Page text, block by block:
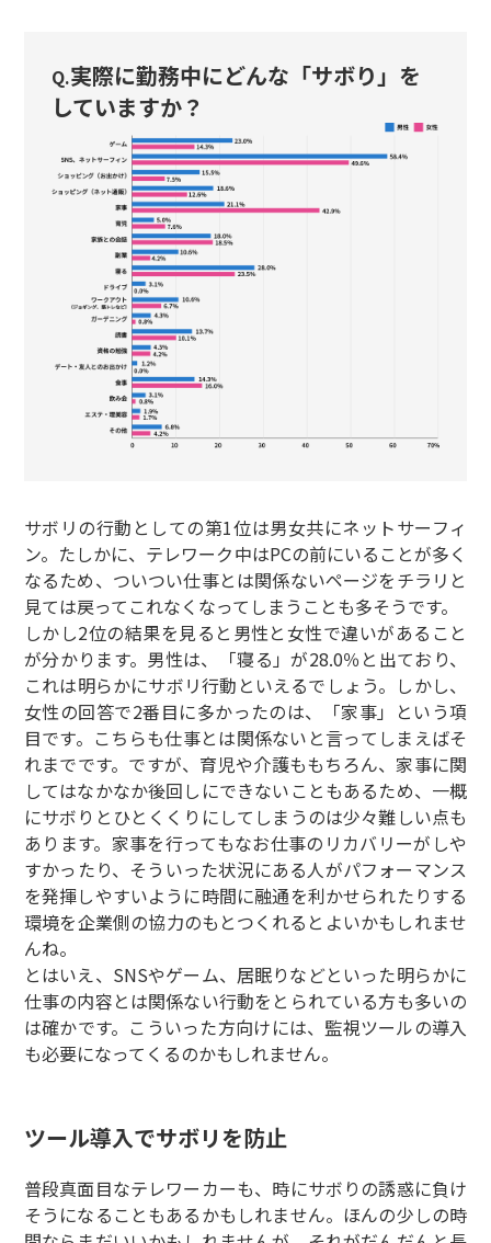
Q.実際に勤務中にどんな「サボり」を
していますか？
サボリの行動としての第1位は男女共にネットサーフィ
ン。たしかに、テレワーク中はPCの前にいることが多く
なるため、ついつい仕事とは関係ないページをチラリと
見ては戻ってこれなくなってしまうことも多そうです。
しかし2位の結果を見ると男性と女性で違いがあること
が分かります。男性は、「寝る」が28.0％と出ており、
これは明らかにサボリ行動といえるでしょう。しかし、
女性の回答で2番目に多かったのは、「家事」という項
目です。こちらも仕事とは関係ないと言ってしまえばそ
れまでです。ですが、育児や介護ももちろん、家事に関
してはなかなか後回しにできないこともあるため、一概
にサボりとひとくくりにしてしまうのは少々難しい点も
あります。家事を行ってもなお仕事のリカバリーがしや
すかったり、そういった状況にある人がパフォーマンス
を発揮しやすいように時間に融通を利かせられたりする
環境を企業側の協力のもとつくれるとよいかもしれませ
んね。
とはいえ、SNSやゲーム、居眠りなどといった明らかに
仕事の内容とは関係ない行動をとられている方も多いの
は確かです。こういった方向けには、監視ツールの導入
も必要になってくるのかもしれません。
ツール導入でサボリを防止
普段真面目なテレワーカーも、時にサボりの誘惑に負け
そうになることもあるかもしれません。ほんの少しの時